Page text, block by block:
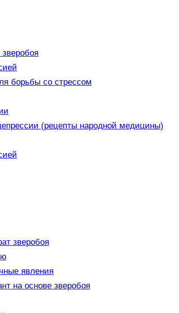
борьбы со стрессом
(рецепты народной медицины)
зверобоя
явления
на основе зверобоя